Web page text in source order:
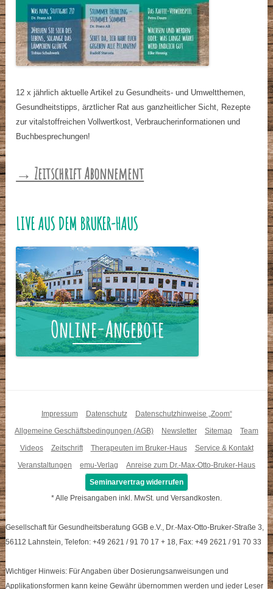
12 x jährlich aktuelle Artikel zu Gesundheits- und Umweltthemen,
Gesundheitstipps, ärztlicher Rat aus ganzheitlicher Sicht, Rezepte
zur vitalstoffreichen Vollwertkost, Verbraucherinformationen und
Buchbesprechungen!
→ Zeitschrift Abonnement
LIVE AUS DEM BRUKER-HAUS
Impressum Datenschutz
Datenschutzhinweise „Zoom“
Allgemeine Geschäftsbedingungen (AGB)
Newsletter Sitemap
Team
Videos
Zeitschrift Therapeuten im Bruker-Haus
Service & Kontakt
Veranstaltungen
emu-Verlag
Anreise zum Dr.-Max-Otto-Bruker-Haus
Seminarvertrag widerrufen
* Alle Preisangaben inkl. MwSt. und Versandkosten.
Gesellschaft für Gesundheitsberatung GGB e.V., Dr.-Max-Otto-Bruker-Straße 3,
56112 Lahnstein, Telefon: +49 2621 / 91 70 17 + 18, Fax: +49 2621 / 91 70 33
Wichtiger Hinweis: Für Angaben über Dosierungsanweisungen und
Applikationsformen kann keine Gewähr übernommen werden und jeder Leser